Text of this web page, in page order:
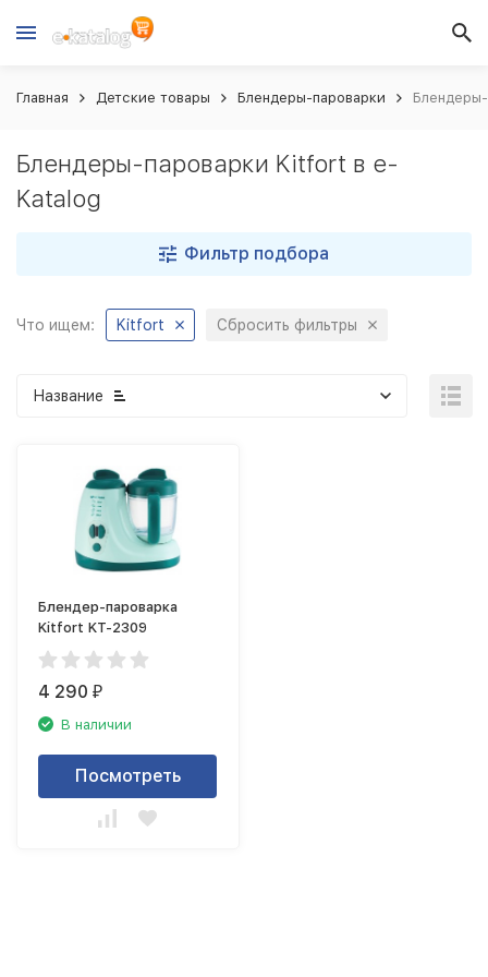
Главная Детские товары Блендеры-пароварки
Блендеры-пароварки Kitfort в e-
Katalog
Фильтр подбора
Что ищем: Kitfort Сбросить фильтры
Название
Блендер-пароварка
Kitfort KT-2309
4 290₽
В наличии
Посмотреть